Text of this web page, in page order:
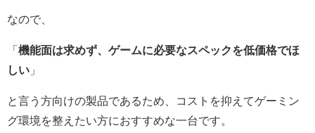
なので、
「 機能面は求めず、ゲームに必要なスペックを低価格でほ
しい 」
と言う方向けの製品であるため、コストを抑えてゲーミン
グ環境を整えたい方におすすめな一台です。